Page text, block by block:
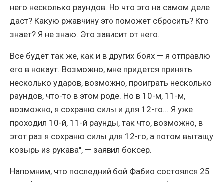
него несколько раундов. Но что это на самом деле
даст? Какую ржавчину это поможет сбросить? Кто
знает? Я не знаю. Это зависит от него.
Все будет так же, как и в других боях — я отправлю
его в нокаут. Возможно, мне придется принять
несколько ударов, возможно, проиграть несколько
раундов, что-то в этом роде. Но в 10-м, 11-м,
возможно, я сохраню силы и для 12-го... Я уже
проходил 10-й, 11-й раунды, так что, возможно, в
этот раз я сохраню силы для 12-го, а потом вытащу
козырь из рукава", — заявил боксер.
Напомним, что последний бой Фабио состоялся 25